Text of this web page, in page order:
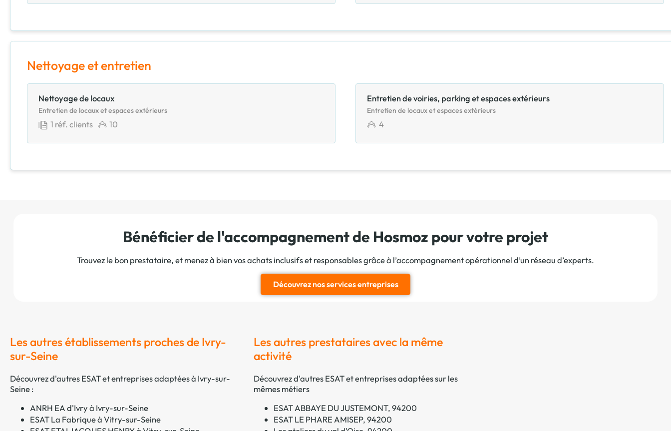
Nettoyage et entretien
Nettoyage de locaux
Entretien de locaux et espaces extérieurs
1 réf. clients 10
Entretien de voiries, parking et espaces extérieurs
Entretien de locaux et espaces extérieurs
4
Bénéficier de l'accompagnement de Hosmoz pour votre projet
Trouvez le bon prestataire, et menez à bien vos achats inclusifs et responsables grâce à l’accompagnement opérationnel d’un réseau d’experts.
Découvrez nos services entreprises
Les autres établissements proches de Ivry-
sur-Seine
Découvrez d'autres ESAT et entreprises adaptées à Ivry-sur-
Seine :
ANRH EA d'Ivry à Ivry-sur-Seine
ESAT La Fabrique à Vitry-sur-Seine
Les autres prestataires avec la même
activité
Découvrez d'autres ESAT et entreprises adaptées sur les
mêmes métiers
ESAT ABBAYE DU JUSTEMONT, 94200
ESAT LE PHARE AMISEP, 94200